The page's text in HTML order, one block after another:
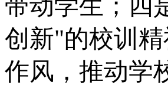
带动学生；四
创新"的校训
作风，推动学